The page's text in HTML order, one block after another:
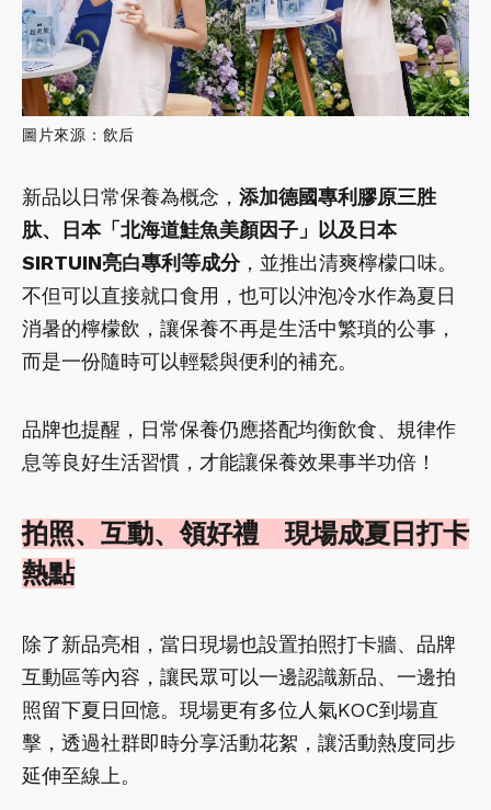
圖片來源：飲后
新品以日常保養為概念， 添加德國專利膠原三胜
肽、日本「北海道鮭魚美顏因子」以及日本
SIRTUIN亮白專利等成分，並推出清爽檸檬口味。
不但可以直接就口食用，也可以沖泡冷水作為夏日
消暑的檸檬飲，讓保養不再是生活中繁瑣的公事，
而是一份隨時可以輕鬆與便利的補充。
品牌也提醒，日常保養仍應搭配均衡飲食、規律作
息等良好生活習慣，才能讓保養效果事半功倍！
拍照、互動、領好禮 現場成夏日打卡
熱點
除了新品亮相，當日現場也設置拍照打卡牆、品牌
互動區等內容，讓民眾可以一邊認識新品、一邊拍
照留下夏日回憶。現場更有多位人氣KOC到場直
擊，透過社群即時分享活動花絮，讓活動熱度同步
延伸至線上。